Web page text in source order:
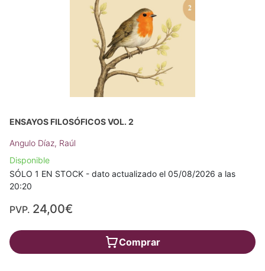
ENSAYOS FILOSÓFICOS VOL. 2
Angulo Díaz, Raúl
Disponible
SÓLO 1 EN STOCK - dato actualizado el 05/08/2026 a las
20:20
PVP. 24,00€
Comprar